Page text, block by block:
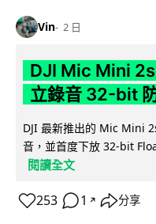
Vin 2 日
DJI Mic Mini
立錄音 32-bit
DJI 最新推出的 Mic Mini
音，並首度下放 32-bit
閱讀全文
253 1 ↗ 分享